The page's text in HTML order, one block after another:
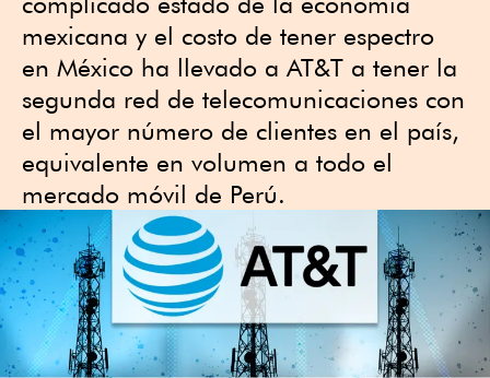
mexicana y el costo de tener espectro
en México ha llevado a AT&T a tener la
segunda red de telecomunicaciones con
el mayor número de clientes en el país,
equivalente en volumen a todo el
mercado móvil de Perú.